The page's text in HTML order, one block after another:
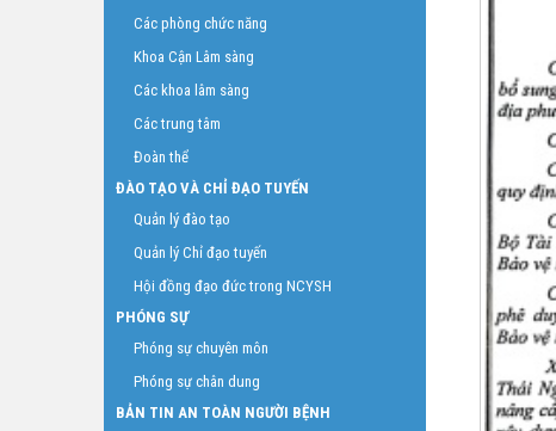
Các phòng chức năng
Khoa Cận Lâm sàng
Các khoa lâm sàng
Các trung tâm
Đoàn thể
ĐÀO TẠO VÀ CHỈ ĐẠO TUYẾN
Quản lý đào tạo
Quản lý Chỉ đạo tuyến
Hội đồng đạo đức trong NCYSH
PHÓNG SỰ
Phóng sự chuyên môn
Phóng sự chân dung
BẢN TIN AN TOÀN NGƯỜI BỆNH